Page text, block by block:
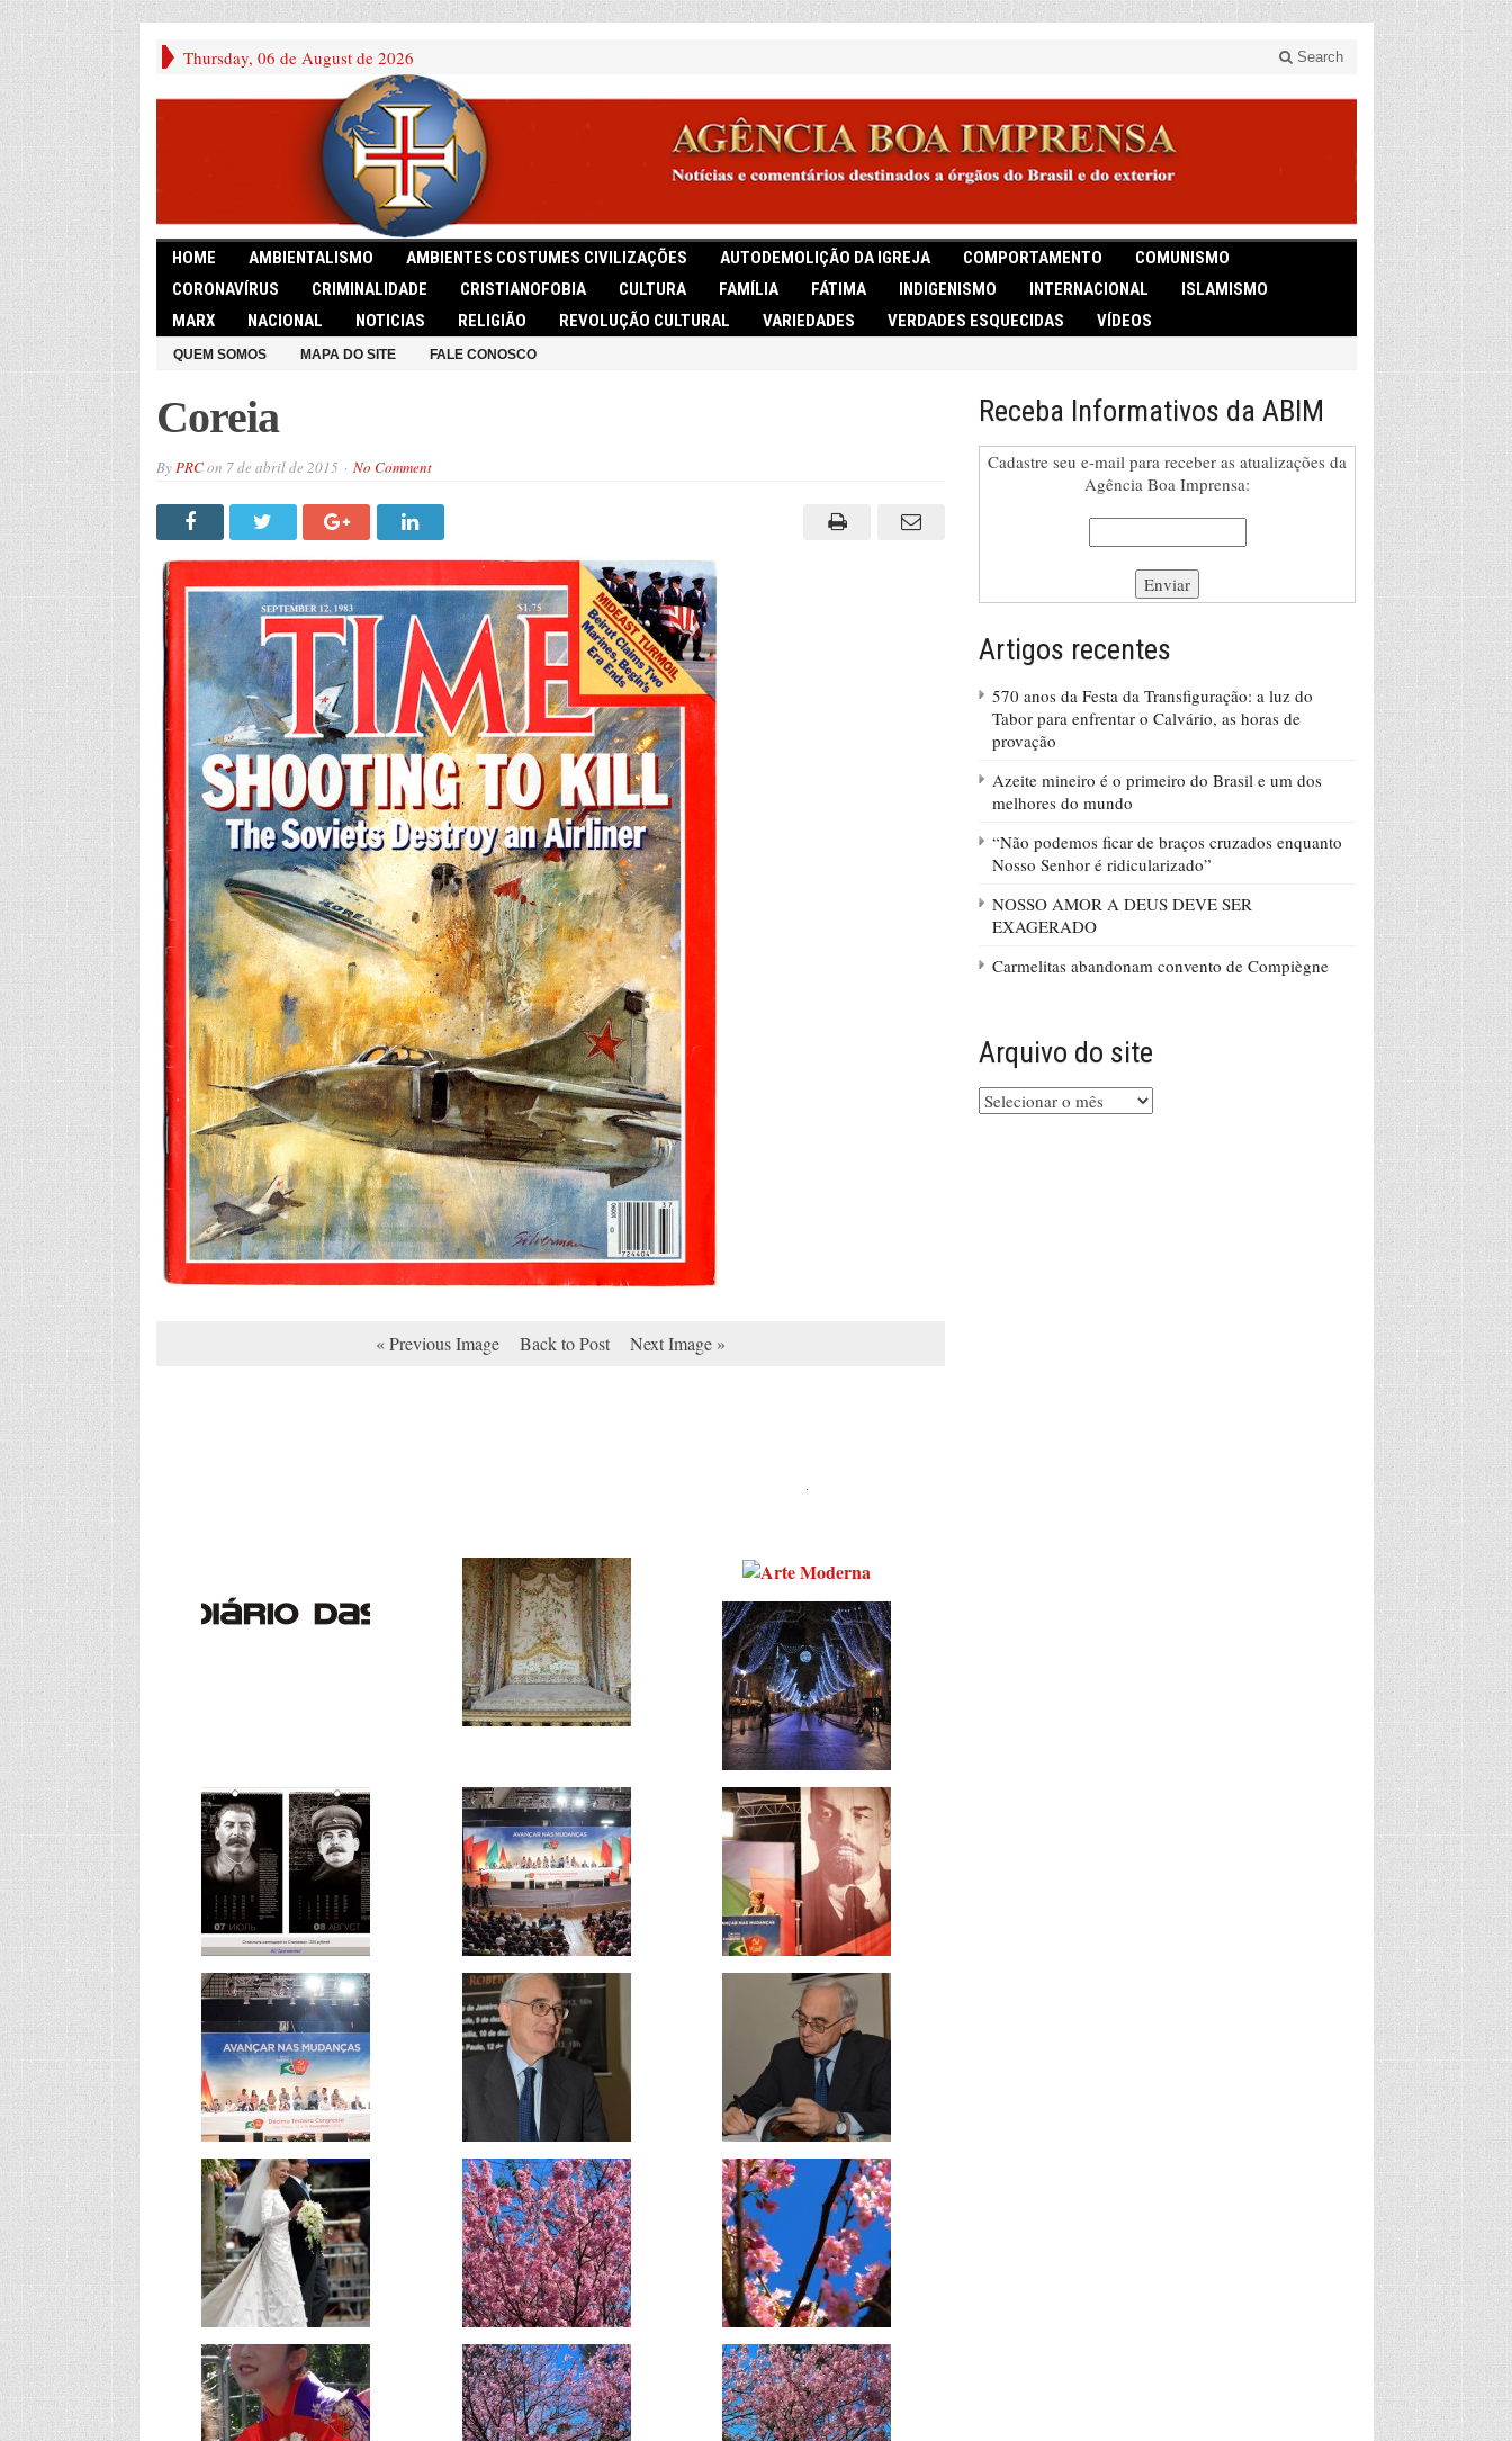
Thursday, 06 de August de 2026 Search
HOME AMBIENTALISMO AMBIENTES COSTUMES CIVILIZAÇÕES AUTODEMOLIÇÃO DA IGREJA COMPORTAMENTO
COMUNISMO
CORONAVÍRUS
CRIMINALIDADE CRISTIANOFOBIA CULTURA FAMÍLIA FÁTIMA INDIGENISMO INTERNACIONAL
ISLAMISMO
MARX
NACIONAL NOTICIAS RELIGIÃO REVOLUÇÃO CULTURAL VARIEDADES VERDADES ESQUECIDAS VÍDEOS
QUEM SOMOS MAPA DO SITE FALE CONOSCO
Coreia
ByPRCon 7 de abril de 2015 No Comment
« Previous Image Back to Post Next Image »
Receba Informativos da ABIM
Cadastre seu e-mail para receber as atualizações da
Agência Boa Imprensa:
Artigos recentes
570 anos da Festa da Transfiguração: a luz do
Tabor para enfrentar o Calvário, as horas de
provação
Azeite mineiro é o primeiro do Brasil e um dos
melhores do mundo
“Não podemos ficar de braços cruzados enquanto
Nosso Senhor é ridicularizado”
NOSSO AMOR A DEUS DEVE SER
EXAGERADO
Carmelitas abandonam convento de Compiègne
Arquivo do site
Arquivo
do